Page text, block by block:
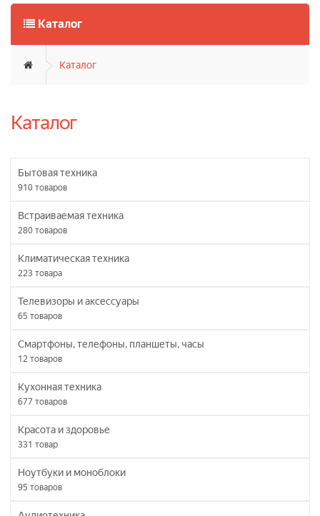
Каталог
Каталог
Каталог
Бытовая техника
910 товаров
Встраиваемая техника
280 товаров
Климатическая техника
223 товара
Телевизоры и аксессуары
65 товаров
Смартфоны, телефоны, планшеты, часы
12 товаров
Кухонная техника
677 товаров
Красота и здоровье
331 товар
Ноутбуки и моноблоки
95 товаров